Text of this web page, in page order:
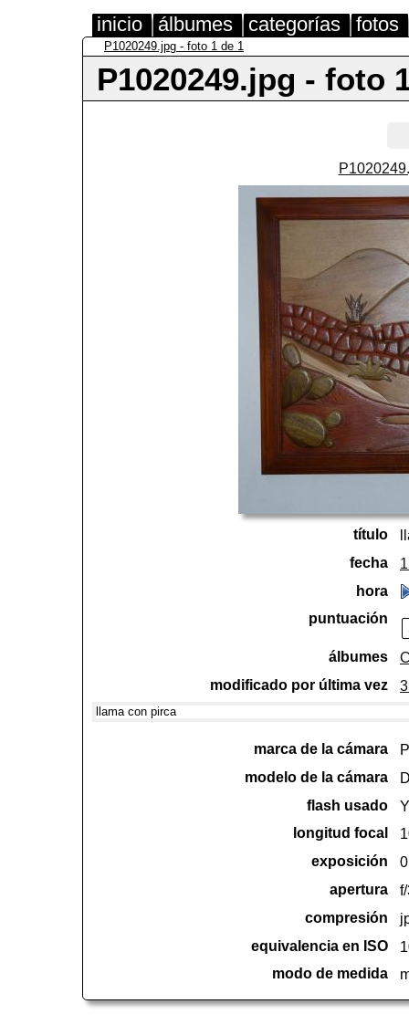
inicio álbumes categorías fotos
P1020249.jpg - foto 1 de 1
P1020249.jpg - foto
título
fecha
hora
puntuación
álbumes
modificado por última vez
llama con pirca
marca de la cámara
modelo de la cámara
flash usado
Y
longitud focal
exposición
apertura
compresión
equivalencia en ISO
modo de medida